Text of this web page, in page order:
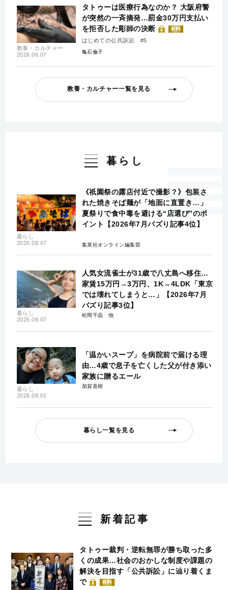
教養・カルチャー
2026.06.07
タトゥーは医療行為なのか？ 大阪府警
が突然の一斉摘発…罰金30万円支払い
を拒否した彫師の決断
有料
はじめての公共訴訟 #5
亀石倫子
教養・カルチャー一覧を見る
暮らし
暮らし
2026.08.07
《祇園祭の露店付近で撮影？》包装さ
れた焼きそば麺が「地面に直置き…」
夏祭りで食中毒を避ける“店選び”のポ
イント【2026年7月バズり記事4位】
集英社オンライン編集部
暮らし
2026.08.07
人気女流雀士が31歳で八丈島へ移住…
家賃15万円→3万円、1K→4LDK「東京
では壊れてしまうと…」【2026年7月
バズり記事3位】
松岡千晶
暮らし
2026.08.01
「温かいスープ」を病院前で届ける理
由…4歳で息子を亡くした父が付き添い
家族に贈るエール
加賀直樹
暮らし一覧を見る
新着記事
タトゥー裁判・逆転無罪が勝ち取った多
くの成果…社会のおかしな制度や課題の
解決を目指す「公共訴訟」に辿り着くま
で
有料